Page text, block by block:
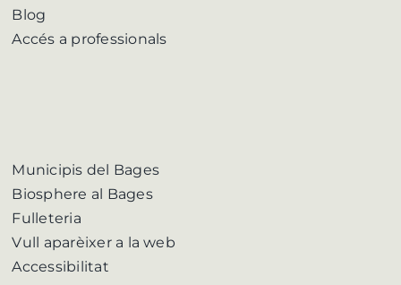
Blog
Accés a professionals
Municipis del Bages
Biosphere al Bages
Fulleteria
Vull aparèixer a la web
Accessibilitat